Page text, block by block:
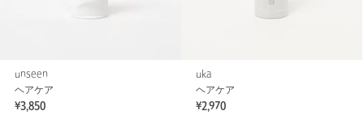
unseen
ヘアケア
¥3,850
uka
ヘアケア
¥2,970